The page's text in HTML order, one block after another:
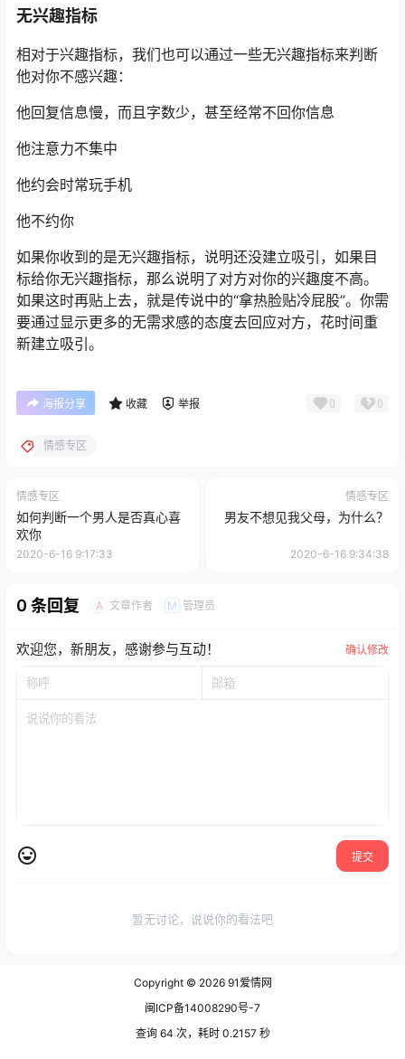
无兴趣指标
相对于兴趣指标，我们也可以通过一些无兴趣指标来判断
他对你不感兴趣：
他回复信息慢，而且字数少，甚至经常不回你信息
他注意力不集中
他约会时常玩手机
他不约你
如果你收到的是无兴趣指标，说明还没建立吸引，如果目
标给你无兴趣指标，那么说明了对方对你的兴趣度不高。
如果这时再贴上去，就是传说中的“拿热脸贴冷屁股”。你需
要通过显示更多的无需求感的态度去回应对方，花时间重
新建立吸引。
海报分享 收藏 举报 0 0
情感专区
情感专区
如何判断一个男人是否真心喜
欢你
2020-6-16 9:17:33
情感专区
男友不想见我父母，为什么？
2020-6-16 9:34:38
0 条回复 A 文章作者 M 管理员
欢迎您，新朋友，感谢参与互动！ 确认修改
提交
暂无讨论，说说你的看法吧
Copyright © 202691爱情网
闽ICP备14008290号-7
查询 64 次，耗时 0.2157 秒